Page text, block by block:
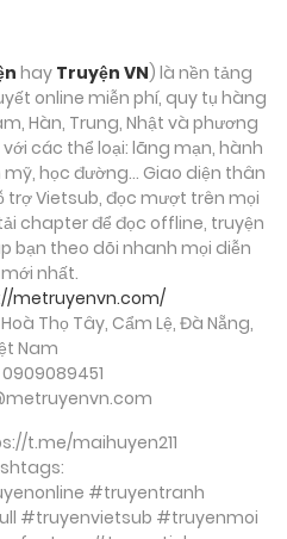
hay Truyện VN) là nền tảng
online miễn phí, quy tụ hàng
Hàn, Trung, Nhật và phương
các thể loại: lãng mạn, hành
học đường… Giao diện thân
trợ Vietsub, đọc mượt trên mọi
chapter để đọc offline, truyện
bạn theo dõi nhanh mọi diễn
nhất.
metruyenvn.com/
Thọ Tây, Cẩm Lệ, Đà Nẵng,
Nam
t.me/maihuyen211
#truyentranh
#truyenvietsub #truyenmoi